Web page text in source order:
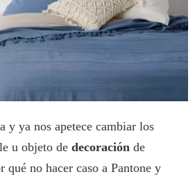
y ya nos apetece cambiar los
u objeto de decoración de
qué no hacer caso a Pantone y